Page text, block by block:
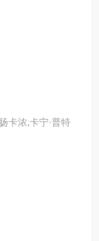
卡浓,卡宁·普特